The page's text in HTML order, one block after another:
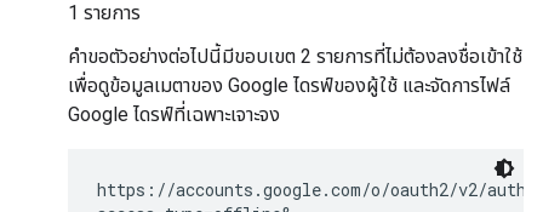
1 รายการ
คำขอตัวอย่างต่อไปนี้มีขอบเขต 2 รายการที่ไม่ต้องลงชื่อเข้าใช้
เพื่อดูข้อมูลเมตาของ Google ไดรฟ์ของผู้ใช้ และจัดการไฟล์
Google ไดรฟ์ที่เฉพาะเจาะจง
https://accounts.google.com/o/oauth2/v2/auth?